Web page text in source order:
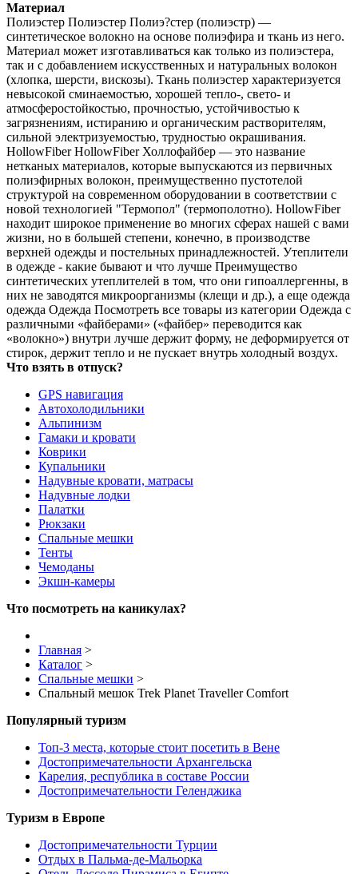
Материал
Полиэстер Полиэстер Полиэ?стер (полиэстр) —
синтетическое волокно на основе полиэфира и ткань из него.
Материал может изготавливаться как только из полиэстера,
так и с добавлением искусственных и натуральных волокон
(хлопка, шерсти, вискозы). Ткань полиэстер характеризуется
невысокой сминаемостью, хорошей тепло-, свето- и
атмосферостойкостью, прочностью, устойчивостью к
загрязнениям, истиранию и органическим растворителям,
сильной электризуемостью, трудностью окрашивания.
HollowFiber HollowFiber Холлофайбер — это название
нетканых материалов, которые выпускаются из первичных
полиэфирных волокон, преимущественно пустотелой
структурой на современном оборудовании в соответствии с
новой технологией "Термопол" (термополотно). HollowFiber
находит широкое применение во многих сферах нашей с вами
жизни, но в большей степени, конечно, в производстве
верхней одежды и постельных принадлежностей. Утеплители
в одежде - какие бывают и что лучше Преимущество
синтетических утеплителей в том, что они гипоаллергенны, в
них не заводятся микроорганизмы (клещи и др.), а еще одежда
одежда Одежда Посмотреть все товары из категории Одежда с
различными «файберами» («файбер» переводится как
«волокно») внутри лучше держит форму, не деформируется от
стирок, держит тепло и не пускает внутрь холодный воздух.
Что взять в отпуск?
GPS навигация
Автохолодильники
Альпинизм
Гамаки и кровати
Коврики
Купальники
Надувные кровати, матрасы
Надувные лодки
Палатки
Рюкзаки
Спальные мешки
Тенты
Чемоданы
Экшн-камеры
Что посмотреть на каникулах?
Главная >
Каталог >
Спальные мешки >
Спальный мешок Trek Planet Traveller Comfort
Популярный туризм
Топ-3 места, которые стоит посетить в Вене
Достопримечательности Архангельска
Карелия, республика в составе России
Достопримечательности Геленджика
Туризм в Европе
Достопримечательности Турции
Отдых в Пальма-де-Мальорка